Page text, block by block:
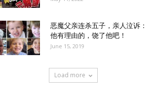
恶魔父亲连杀五子，亲人泣诉：
他有理由的，饶了他吧！
June 15, 2019
Load more